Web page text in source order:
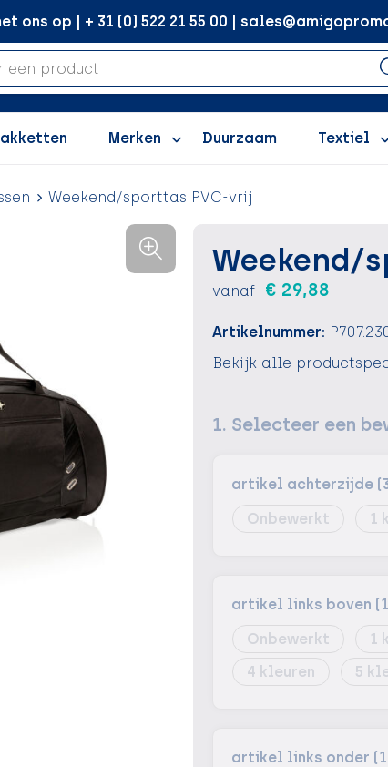
ons op | + 31 (0) 522 21 55 00 |
Merken Duurzaam Textiel
Weekend/sporttas PVC-vrij
Weekend/
vanaf € 29,88
Artikelnummer:
Bekijk alle
1. Selecteer een
artikel achterzijde
Onbewerkt
1
artikel links boven
Onbewerkt
1
4
5
artikel links onder